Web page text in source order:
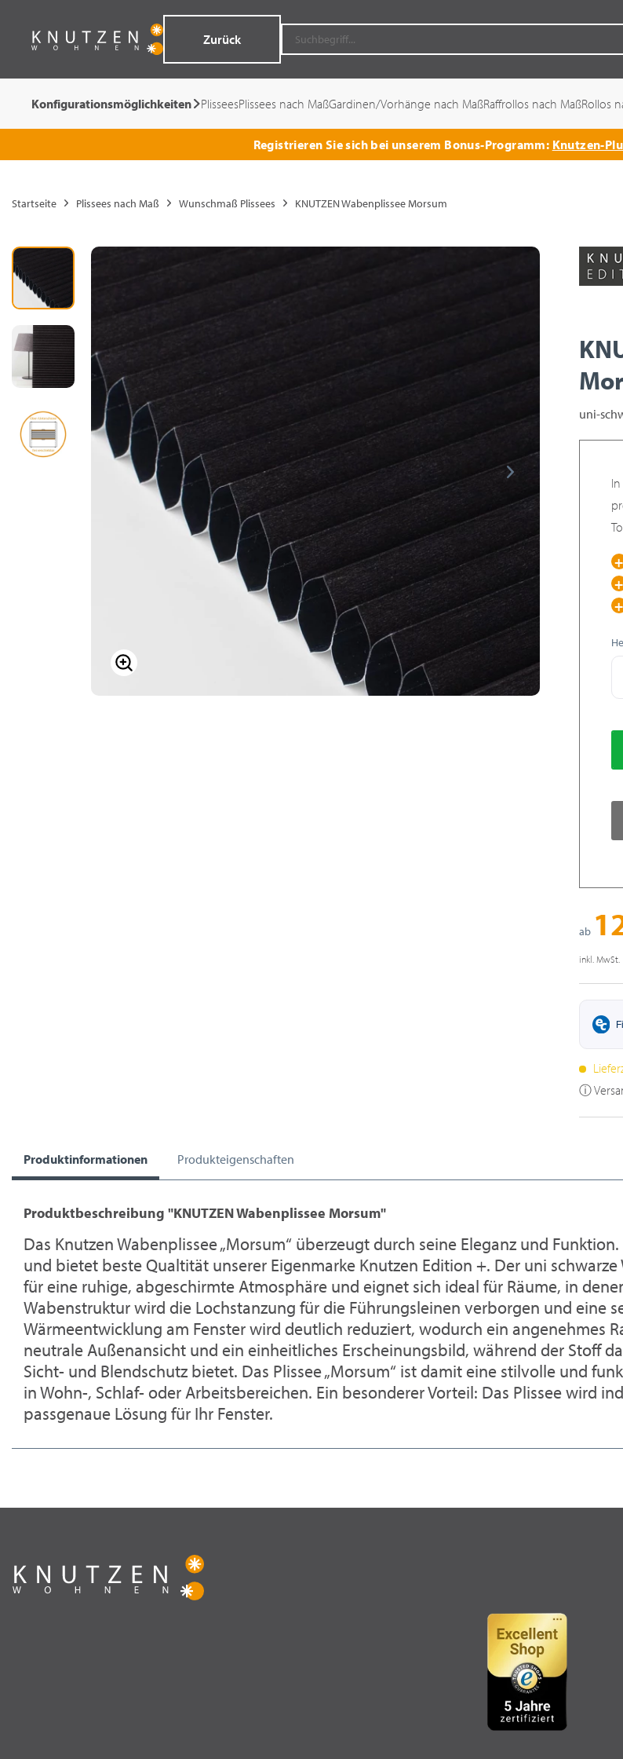
Zurück
Konfigurationsmöglichkeiten PlisseesPlissees nach MaßGardinen/Vorhänge nach MaßRaffrollos nach MaßRollos
Registrieren Sie sich bei unserem Bonus-Programm: Knutzen-
Startseite Plissees nach Maß Wunschmaß Plissees KNUTZEN Wabenplissee Morsum
uni-
ab
inkl. MwSt.
ⓘ
Produktinformationen Produkteigenschaften
Produktbeschreibung "KNUTZEN Wabenplissee Morsum"
Das Knutzen Wabenplissee „Morsum“ überzeugt durch seine Eleganz und
und bietet beste Qualtität unserer Eigenmarke Knutzen Edition +. Der uni
für eine ruhige, abgeschirmte Atmosphäre und eignet sich ideal für Räume, in
Wabenstruktur wird die Lochstanzung für die Führungsleinen verborgen und eine
Wärmeentwicklung am Fenster wird deutlich reduziert, wodurch ein angenehmes
neutrale Außenansicht und ein einheitliches Erscheinungsbild, während der Stoff
Sicht- und Blendschutz bietet. Das Plissee „Morsum“ ist damit eine stilvolle und
in Wohn-, Schlaf- oder Arbeitsbereichen. Ein besonderer Vorteil: Das Plissee wird
passgenaue Lösung für Ihr Fenster.